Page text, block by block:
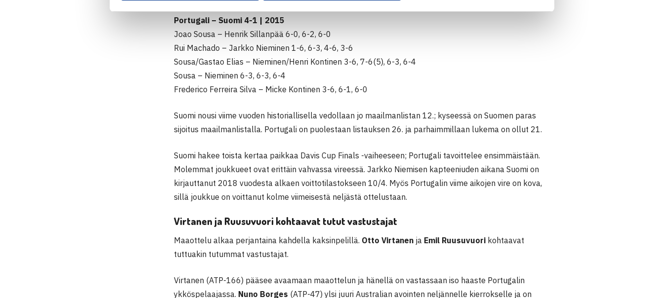
Portugali – Suomi 4-1 | 2015
Joao Sousa – Henrik Sillanpää 6-0, 6-2, 6-0
Rui Machado – Jarkko Nieminen 1-6, 6-3, 4-6, 3-6
Sousa/Gastao Elias – Nieminen/Henri Kontinen 3-6, 7-6(5), 6-3, 6-4
Sousa – Nieminen 6-3, 6-3, 6-4
Frederico Ferreira Silva – Micke Kontinen 3-6, 6-1, 6-0
Suomi nousi viime vuoden historiallisella vedollaan jo maailmanlistan 12.; kyseessä on Suomen paras
sijoitus maailmanlistalla. Portugali on puolestaan listauksen 26. ja parhaimmillaan lukema on ollut 21.
Suomi hakee toista kertaa paikkaa Davis Cup Finals -vaiheeseen; Portugali tavoittelee ensimmäistään.
Molemmat joukkueet ovat erittäin vahvassa vireessä. Jarkko Niemisen kapteeniuden aikana Suomi on
kirjauttanut 2018 vuodesta alkaen voittotilastokseen 10/4. Myös Portugalin viime aikojen vire on kova,
sillä joukkue on voittanut kolme viimeisestä neljästä ottelustaan.
Virtanen ja Ruusuvuori kohtaavat tutut vastustajat
Maaottelu alkaa perjantaina kahdella kaksinpelillä. Otto Virtanen ja Emil Ruusuvuori kohtaavat
tuttuakin tutummat vastustajat.
Virtanen (ATP-166) pääsee avaamaan maaottelun ja hänellä on vastassaan iso haaste Portugalin
ykköspelaajassa. Nuno Borges (ATP-47) ylsi juuri Australian avointen neljännelle kierrokselle ja on